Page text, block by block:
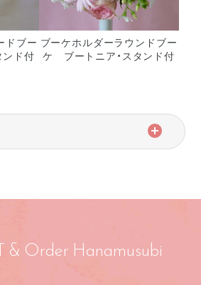
ドブー
ド付
ブーケホルダーラウンドブー
ケ ブートニア・スタンド付
& Order Hanamusubi